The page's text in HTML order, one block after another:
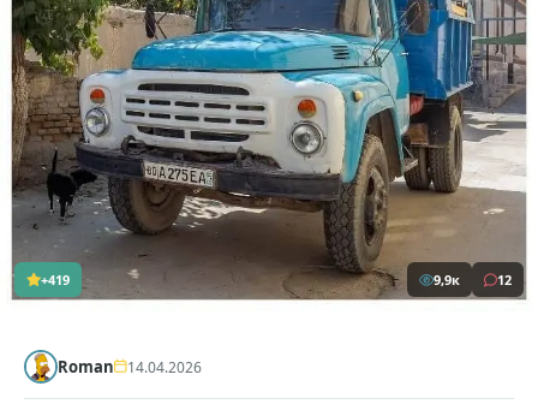
+419 9,9к 12
Roman 14.04.2026